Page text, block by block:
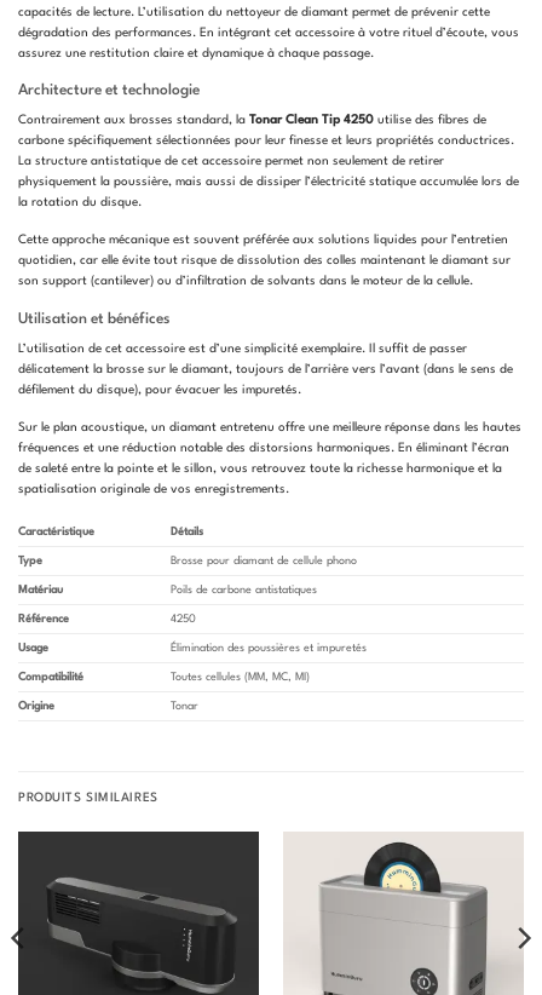
capacités de lecture. L’utilisation du nettoyeur de diamant permet de prévenir cette
dégradation des performances. En intégrant cet accessoire à votre rituel d’écoute, vous
assurez une restitution claire et dynamique à chaque passage.
Architecture et technologie
Contrairement aux brosses standard, la Tonar Clean Tip 4250 utilise des fibres de
carbone spécifiquement sélectionnées pour leur finesse et leurs propriétés conductrices.
La structure antistatique de cet accessoire permet non seulement de retirer
physiquement la poussière, mais aussi de dissiper l’électricité statique accumulée lors de
la rotation du disque.
Cette approche mécanique est souvent préférée aux solutions liquides pour l’entretien
quotidien, car elle évite tout risque de dissolution des colles maintenant le diamant sur
son support (cantilever) ou d’infiltration de solvants dans le moteur de la cellule.
Utilisation et bénéfices
L’utilisation de cet accessoire est d’une simplicité exemplaire. Il suffit de passer
délicatement la brosse sur le diamant, toujours de l’arrière vers l’avant (dans le sens de
défilement du disque), pour évacuer les impuretés.
Sur le plan acoustique, un diamant entretenu offre une meilleure réponse dans les hautes
fréquences et une réduction notable des distorsions harmoniques. En éliminant l’écran
de saleté entre la pointe et le sillon, vous retrouvez toute la richesse harmonique et la
spatialisation originale de vos enregistrements.
Caractéristique Détails
Type Brosse pour diamant de cellule phono
Matériau Poils de carbone antistatiques
Référence 4250
Usage Élimination des poussières et impuretés
Compatibilité Toutes cellules (MM, MC, MI)
Origine Tonar
PRODUITS SIMILAIRES